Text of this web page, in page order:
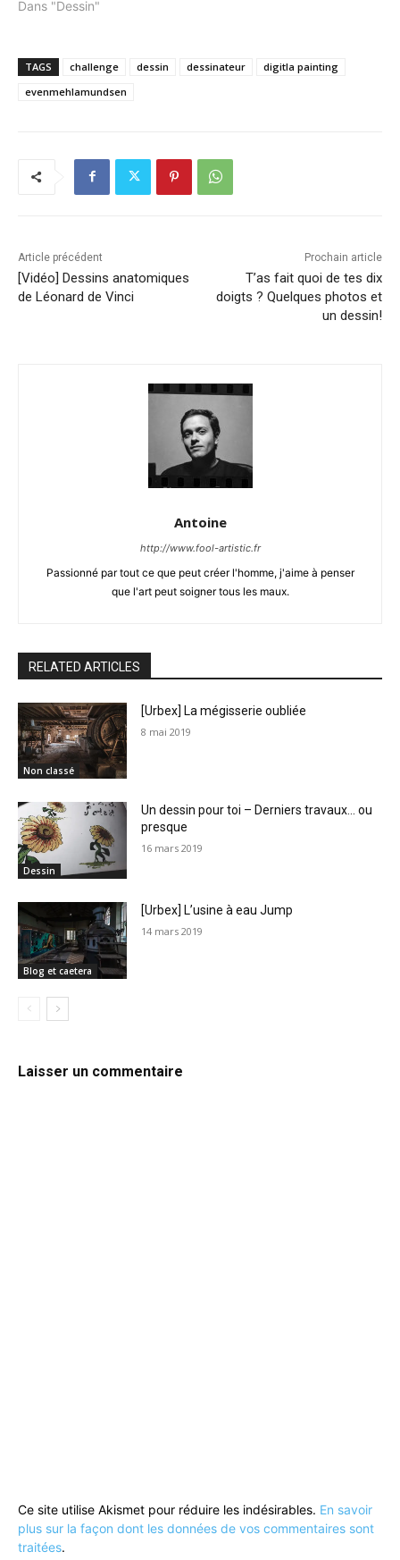
Dans "Dessin"
TAGS challenge dessin dessinateur
digitla painting
evenmehlamundsen
Article précédent
[Vidéo] Dessins anatomiques
de Léonard de Vinci
Prochain article
T’as fait quoi de tes dix
doigts ? Quelques photos et
un dessin!
Antoine
http://www.fool-artistic.fr
Passionné par tout ce que peut créer l'homme, j'aime à penser
que l'art peut soigner tous les maux.
RELATED ARTICLES
Non classé
[Urbex] La mégisserie oubliée
8 mai 2019
Dessin
Un dessin pour toi – Derniers travaux… ou
presque
16 mars 2019
Blog et caetera
[Urbex] L’usine à eau Jump
14 mars 2019
Laisser un commentaire
Ce site utilise Akismet pour réduire les indésirables. En savoir
plus sur la façon dont les données de vos commentaires sont
traitées.